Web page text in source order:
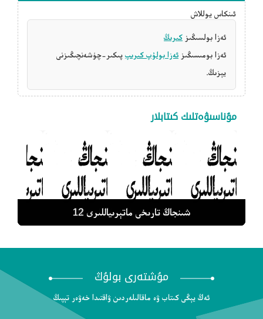
ئىنكاس يوللاش
ئەزا بولسىڭىز كىرىڭ
ئەزا بومىسىڭىز ئەزا بولۇپ كىرىپ پىكىر-چۈشەنچىڭىزنى
يېزىڭ.
مۇناسىۋەتلىك كىتابلار
شىنجاڭ تارىخ ماتېرىياللىرى 44
شىنجاڭ تارىخى ماتېرىياللىرى 1
شىنجاڭ تارىخى ماتېرىياللىرى 10
شىنجاڭ تارىخى ماتېرىياللىرى 11
شىنجاڭ تارىخى ماتېرىياللىرى 12
مۇشتەرى بولۇڭ
ئەڭ يېڭى كىتاب ۋە ماقالىلەردىن ۋاقتىدا خەۋەر تېپىڭ